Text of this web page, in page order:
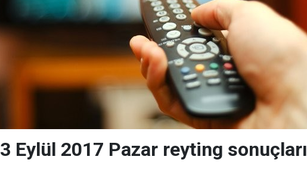
3 Eylül 2017 Pazar reyting sonuçları